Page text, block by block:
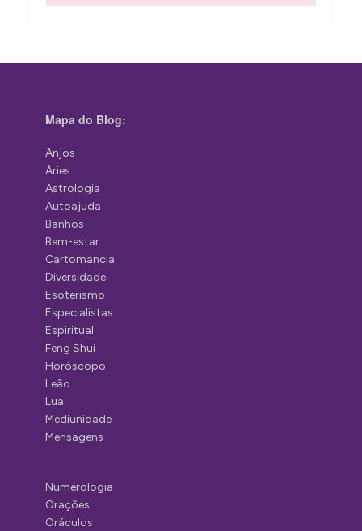
Mapa do Blog:
Anjos
Áries
Astrologia
Autoajuda
Banhos
Bem-estar
Cartomancia
Diversidade
Esoterismo
Especialistas
Espiritual
Feng Shui
Horóscopo
Leão
Lua
Mediunidade
Mensagens
Numerologia
Orações
Oráculos